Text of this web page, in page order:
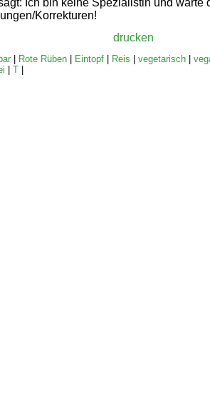
Korrekturen!
drucken
Rote Rüben Eintopf Reis vegetarisch
T